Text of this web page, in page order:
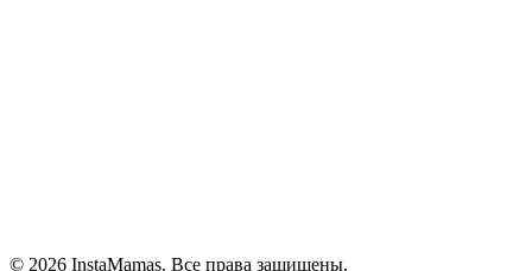
© 2026 InstaMamas. Все права защищены.